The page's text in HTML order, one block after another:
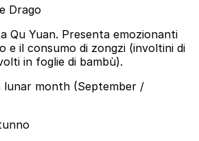
Drago
Qu Yuan. Presenta emozionanti
e il consumo di zongzi (involtini di
in foglie di bambù).
month (September /